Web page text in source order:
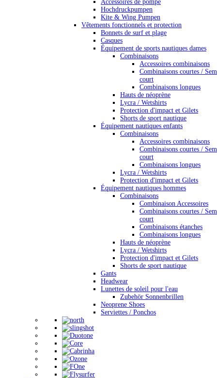
Accessoires de pompe
Hochdruckpumpen
Kite & Wing Pumpen
Vêtements fonctionnels et protection
Bonnets de surf et plage
Casques
Équipement de sports nautiques dames
Combinaisons
Accessoires combinaisons
Combinaisons courtes /
court
Combinaisons longues
Hauts de néoprène
Lycra / Wetshirts
Protection d'impact et Gilets
Shorts de sport nautique
Équipement nautiques enfants
Combinaisons
Accessoires combinaisons
Combinaisons courtes /
court
Combinaisons longues
Lycra / Wetshirts
Protection d'impact et Gilets
Équipement nautiques hommes
Combinaisons
Combinaison Accessoires
Combinaisons courtes /
court
Combinaisons étanches
Combinaisons longues
Hauts de néoprène
Lycra / Wetshirts
Protection d'impact et Gilets
Shorts de sport nautique
Gants
Headwear
Lunettes de soleil pour l'eau
Zubehör Sonnenbrillen
Neoprene Shoes
Serviettes / Ponchos